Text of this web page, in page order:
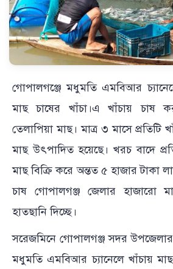
গোপালগঞ্জে মধুমতি এমবিআর
মাছ চাষের খাঁচা।এ খাঁচায় চাষ
তেলাপিয়া মাছ। মাত্র ৩ মাসে প্রতিটি
মাছ উৎপাদিত হয়েছে। খরচ বাদে
মাছ বিক্রি করে অন্তত ৫ হাজার টাকা
চাষ গোপালগঞ্জ জেলার হাজারো
হাতছানি দিচ্ছে।
সরেজমিনে গোপালগঞ্জ সদর উপজেলার
মধুমতি এমবিআর চ্যানেলে খাঁচায় মাছ